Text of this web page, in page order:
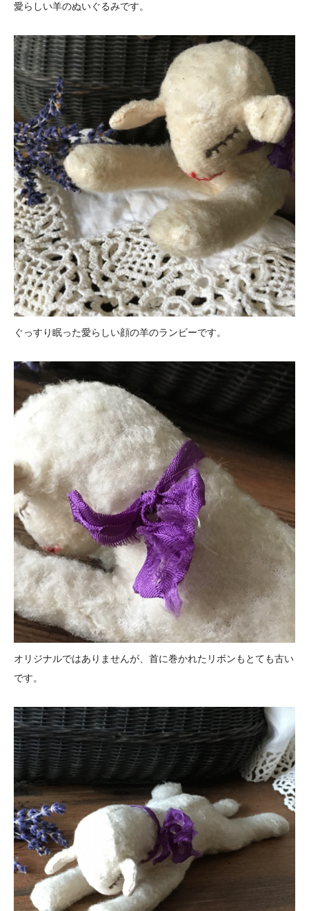
愛らしい羊のぬいぐるみです。
ぐっすり眠った愛らしい顔の羊のランビーです。
オリジナルではありませんが、首に巻かれたリボンもとても古い
です。